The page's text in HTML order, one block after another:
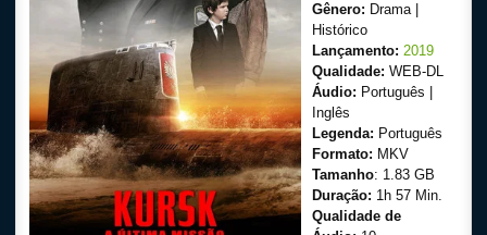
Legendado
Gênero: Drama |
Histórico
Lançamento: 2019
Qualidade: WEB-DL
Áudio: Português |
Inglês
Legenda: Português
Formato: MKV
Tamanho: 1.83 GB
Duração: 1h 57 Min.
Qualidade de